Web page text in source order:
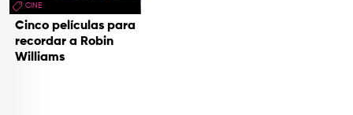
CINE
Cinco películas para
recordar a Robin
Williams